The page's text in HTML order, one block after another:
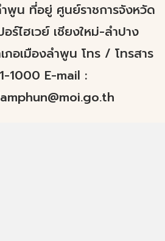
พูน ที่อยู่ ศูนย์ราชการจังหวัด
ร์ไฮเวย์ เชียงใหม่-ลำปาง
ภอเมืองลำพูน โทร / โทรสาร
1000 E-mail :